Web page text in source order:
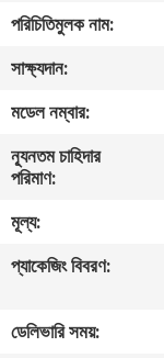
সম্পর্কে
কারখানা
মান
পরিচিতিমুলক নাম:
সাক্ষ্যদান:
মডেল নম্বার:
ন্যূনতম চাহিদার
পরিমাণ:
মূল্য:
প্যাকেজিং বিবরণ:
ডেলিভারি সময়: